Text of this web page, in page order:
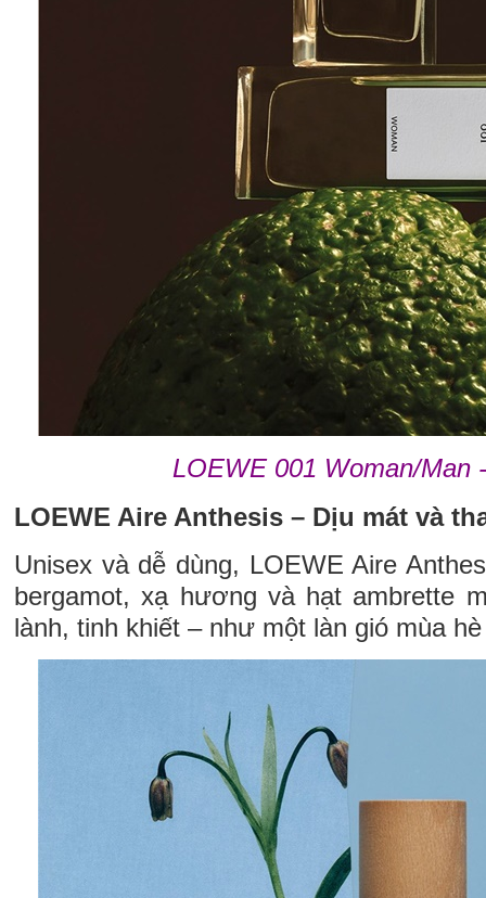
LOEWE 001 Woman/Man
LOEWE Aire Anthesis – Dịu mát và
Unisex và dễ dùng, LOEWE Aire
bergamot, xạ hương và hạt ambrette
lành, tinh khiết – như một làn gió mùa